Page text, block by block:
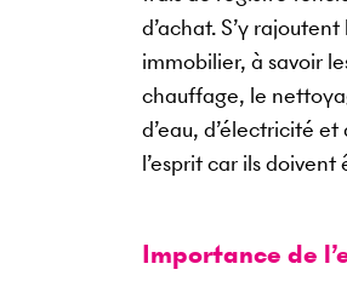
d’achat. S’y
immobilier, à savoir
chauffage, le
d’eau, d’électricité
l’esprit car ils
Importance de